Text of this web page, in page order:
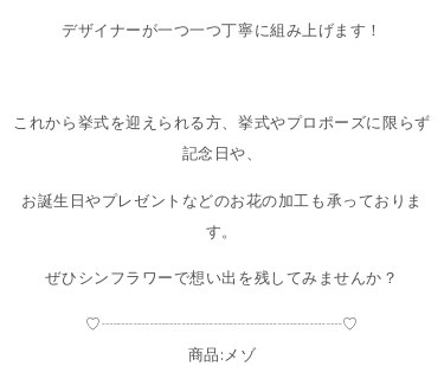
デザイナーが一つ一つ丁寧に組み上げます！
これから挙式を迎えられる方、挙式やプロポーズに限らず
記念日や、
お誕生日やプレゼントなどのお花の加工も承っておりま
す。
ぜひシンフラワーで想い出を残してみませんか？
♡┈┈┈┈┈┈┈┈┈┈┈┈┈┈┈♡
商品:メゾ